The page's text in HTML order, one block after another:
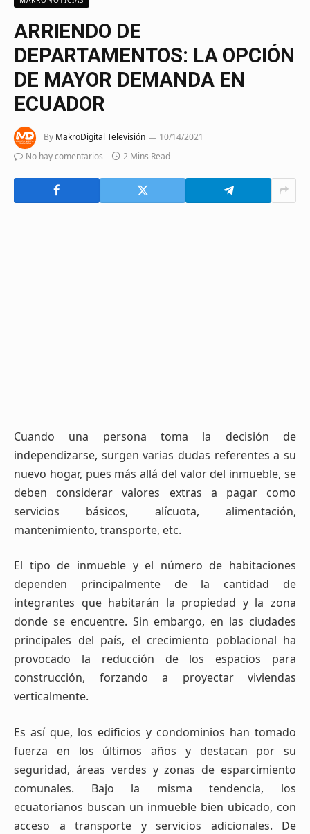
ARRIENDO DE
DEPARTAMENTOS: LA OPCIÓN
DE MAYOR DEMANDA EN
ECUADOR
By MakroDigital Televisión
10/14/2021
No hay comentarios
2 Mins Read
Cuando una persona toma la decisión de
independizarse, surgen varias dudas referentes a su
nuevo hogar, pues más allá del valor del inmueble, se
deben considerar valores extras a pagar como
servicios básicos, alícuota, alimentación,
mantenimiento, transporte, etc.
El tipo de inmueble y el número de habitaciones
dependen principalmente de la cantidad de
integrantes que habitarán la propiedad y la zona
donde se encuentre. Sin embargo, en las ciudades
principales del país, el crecimiento poblacional ha
provocado la reducción de los espacios para
construcción, forzando a proyectar viviendas
verticalmente.
Es así que, los edificios y condominios han tomado
fuerza en los últimos años y destacan por su
seguridad, áreas verdes y zonas de esparcimiento
comunales. Bajo la misma tendencia, los
ecuatorianos buscan un inmueble bien ubicado, con
acceso a transporte y servicios adicionales. De